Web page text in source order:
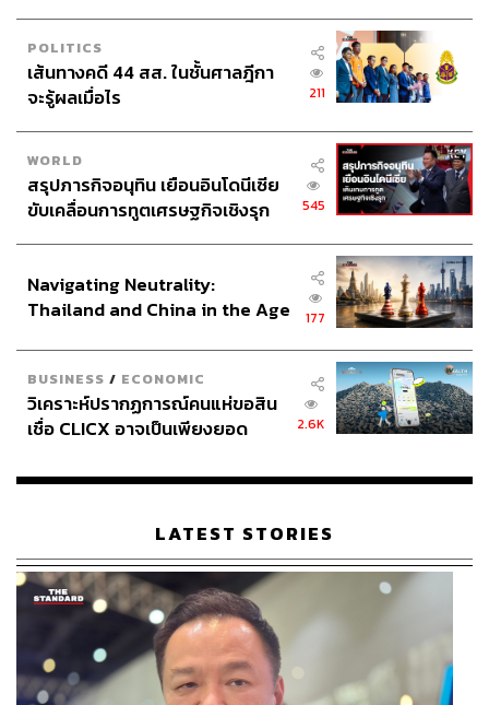
SLR กล้อง ติด ตาย
มาร์ค-เลิศศิริ บุญมี
เอ็ด-วุฒิชัย วงศ์นภดล
M Pictures
1.5K
ABOUT THE AUTHOR
Content Creator ผู้หลงใหลในทุกศาสตร์และ
วัฒนธรรมของประเทศญี่ปุ่น
POLITICS
เส้นทางคดี 44 สส. ในชั้นศาลฎีกา
จะรู้ผลเมื่อไร
211
WORLD
สรุปภารกิจอนุทิน เยือนอินโดนีเซีย
ขับเคลื่อนการทูตเศรษฐกิจเชิงรุก
545
Navigating Neutrality:
Thailand and China in the Age
177
BUSINESS / ECONOMIC
วิเคราะห์ปรากฏการณ์คนแห่ขอสิน
เชื่อ CLICX อาจเป็นเพียงยอด
เรือนไทยที่ถูกซุกไว้
2.6K
LATEST STORIES